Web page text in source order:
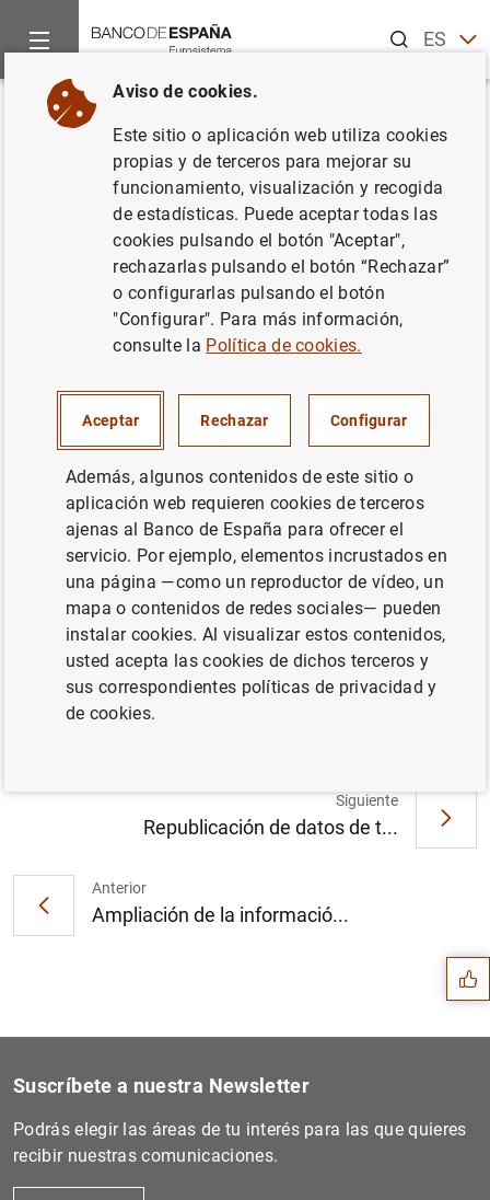
ESEN
Inicio Estadísticas
Volver
Revisión de la información
ofrecida en los cuadros 19.7 y
Capítulo 19. Tipos de interés (excluidos los
que aparecen publicados en los capítulos de
Mercados Financieros)
02/08/2023
Debido a cambios en la información remitida por las
entidades, se ha procedido a revisar la información de los
tipos de interés e importes de nuevas operaciones de los
depósitos a plazo hasta un año frente a hogares e
IPSFLSH desde abril de 2022 (columna 3 del cuadro 19.7
y columna 2 del cuadro 19.14). El impacto, en términos
del tipo de interés medio ponderado de los depósitos a
plazo hasta un año frente a hogares, se ha movido, en el
Anterior
Ampliación de la informació...
Siguiente
Republicación de datos de t...
Sugerencias
Suscríbete a nuestra Newsletter
Podrás elegir las áreas de tu interés para las que quieres
recibir nuestras comunicaciones.
Aviso de cookies.
Este sitio o aplicación web utiliza cookies
propias y de terceros para mejorar su
funcionamiento, visualización y recogida
de estadísticas. Puede aceptar todas las
cookies pulsando el botón "Aceptar",
rechazarlas pulsando el botón “Rechazar”
o configurarlas pulsando el botón
"Configurar". Para más información,
consulte la Política de cookies.
Aceptar Rechazar Configurar
Además, algunos contenidos de este sitio o
aplicación web requieren cookies de terceros
ajenas al Banco de España para ofrecer el
servicio. Por ejemplo, elementos incrustados en
una página —como un reproductor de vídeo, un
mapa o contenidos de redes sociales— pueden
instalar cookies. Al visualizar estos contenidos,
usted acepta las cookies de dichos terceros y
sus correspondientes políticas de privacidad y
de cookies.